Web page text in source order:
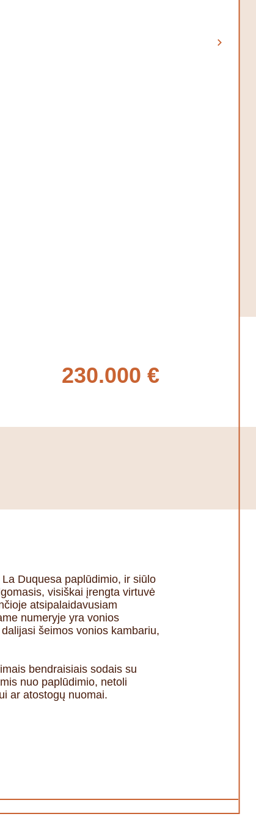
230.000 €
Duquesa paplūdimio, ir siūlo
visiškai įrengta virtuvė
atsipalaidavusiam
numeryje yra vonios
šeimos vonios kambariu,
bendraisiais sodais su
nuo paplūdimio, netoli
ar atostogų nuomai.